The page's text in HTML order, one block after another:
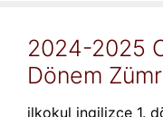
2024-2025
Dönem
ilkokul ingilizce 1.